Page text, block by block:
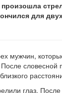
для
мужчин,
словесной
глаз. После